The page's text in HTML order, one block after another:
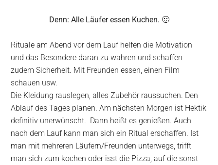
Denn: Alle Läufer essen Kuchen. 🙂
Rituale am Abend vor dem Lauf helfen die Motivation
und das Besondere daran zu wahren und schaffen
zudem Sicherheit. Mit Freunden essen, einen Film
schauen usw.
Die Kleidung rauslegen, alles Zubehör raussuchen. Den
Ablauf des Tages planen. Am nächsten Morgen ist Hektik
definitiv unerwünscht. Dann heißt es genießen. Auch
nach dem Lauf kann man sich ein Ritual erschaffen. Ist
man mit mehreren Läufern/Freunden unterwegs, trifft
man sich zum kochen oder isst die Pizza, auf die sonst